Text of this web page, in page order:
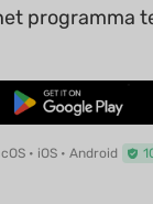
programma
Gratis Download
• iOS • Android